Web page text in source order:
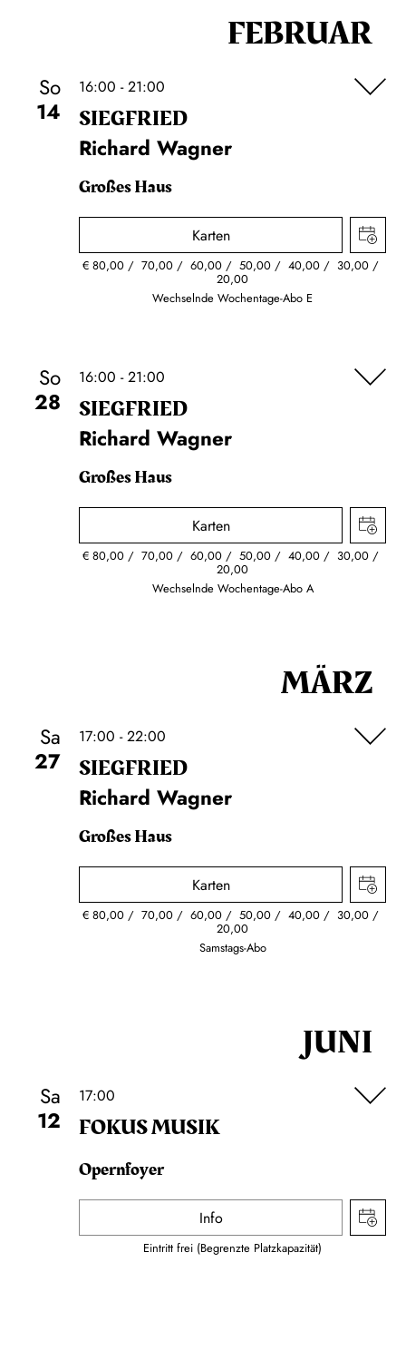
FEBRUAR
So
14
16:00 - 21:00
SIEG­FRIED
Richard Wagner
Großes Haus
Karten
€80,00 70,00 60,00 50,00 40,00 30,00
20,00
Wechselnde Wochentage-Abo E
So
28
16:00 - 21:00
SIEG­FRIED
Richard Wagner
Großes Haus
Karten
€80,00 70,00 60,00 50,00 40,00 30,00
20,00
Wechselnde Wochentage-Abo A
MÄRZ
Sa
27
17:00 - 22:00
SIEG­FRIED
Richard Wagner
Großes Haus
Karten
€80,00 70,00 60,00 50,00 40,00 30,00
20,00
Samstags-Abo
JUNI
Sa
12
17:00
FOKUS MUSIK
Opernfoyer
Info
Eintritt frei (Begrenzte Platzkapazität)